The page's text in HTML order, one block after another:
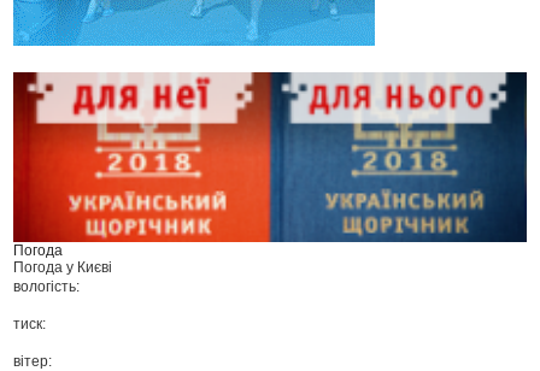
Погода
Погода у Києві
вологість:
тиск:
вітер: